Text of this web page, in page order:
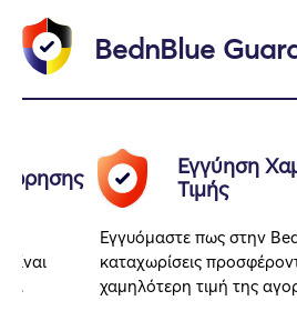
BednBlue
Εγγύηση
Τιμής
Εγγυόμαστε πως στην
καταχωρίσεις
χαμηλότερη τιμή της